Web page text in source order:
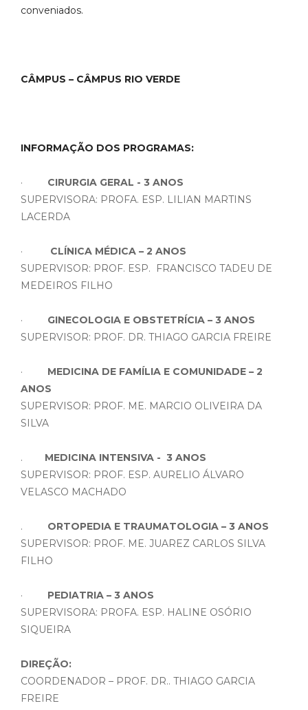
conveniados.
CÂMPUS – CÂMPUS RIO VERDE
INFORMAÇÃO DOS PROGRAMAS:
·
CIRURGIA GERAL - 3 ANOS
SUPERVISORA: PROFA. ESP. LILIAN MARTINS
LACERDA
·
CLÍNICA MÉDICA – 2 ANOS
SUPERVISOR: PROF. ESP. FRANCISCO TADEU DE
MEDEIROS FILHO
·
GINECOLOGIA E OBSTETRÍCIA – 3 ANOS
SUPERVISOR: PROF. DR. THIAGO GARCIA FREIRE
·
MEDICINA DE FAMÍLIA E COMUNIDADE – 2
ANOS
SUPERVISOR: PROF. ME. MARCIO OLIVEIRA DA
SILVA
. MEDICINA INTENSIVA - 3 ANOS
SUPERVISOR: PROF. ESP. AURELIO ÁLVARO
VELASCO MACHADO
.
ORTOPEDIA E TRAUMATOLOGIA – 3 ANOS
SUPERVISOR: PROF. ME. JUAREZ CARLOS SILVA
FILHO
· PEDIATRIA – 3 ANOS
SUPERVISORA: PROFA. ESP. HALINE OSÓRIO
SIQUEIRA
DIREÇÃO:
COORDENADOR – PROF. DR.. THIAGO GARCIA
FREIRE